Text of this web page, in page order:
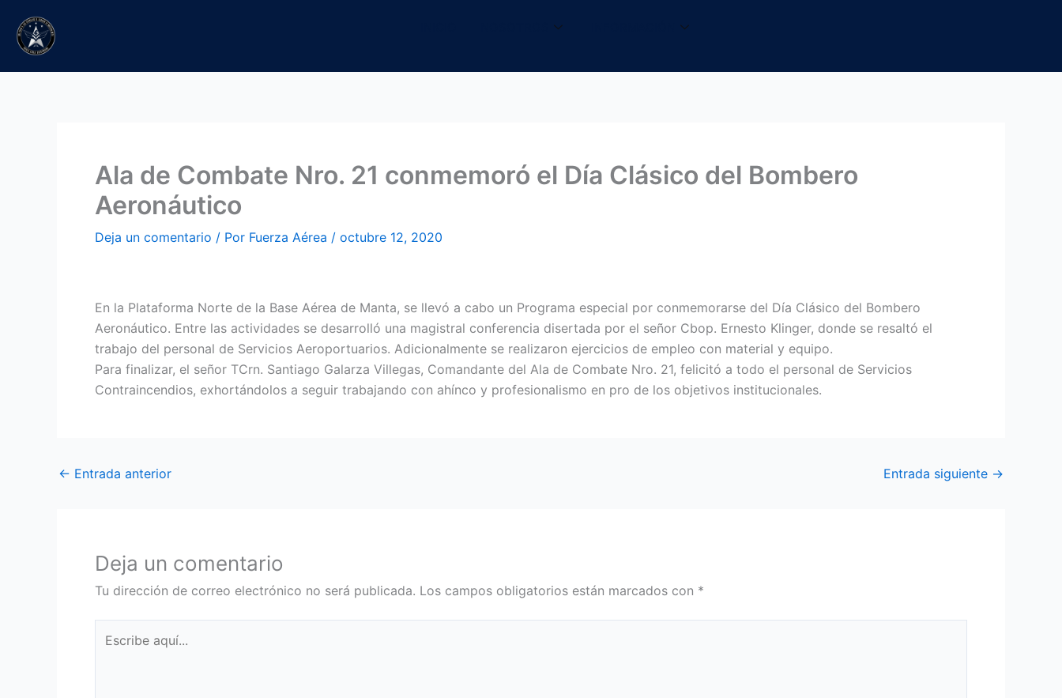
contenido
Ala de Combate Nro. 21 conmemoró el Día Clásico del Bombero
Aeronáutico
Deja un comentario / Por Fuerza Aérea / octubre 12, 2020
En la Plataforma Norte de la Base Aérea de Manta, se llevó a cabo un Programa especial por conmemorarse del Día Clásico del Bombero
Aeronáutico. Entre las actividades se desarrolló una magistral conferencia disertada por el señor Cbop. Ernesto Klinger, donde se resaltó el
trabajo del personal de Servicios Aeroportuarios. Adicionalmente se realizaron ejercicios de empleo con material y equipo.
Para finalizar, el señor TCrn. Santiago Galarza Villegas, Comandante del Ala de Combate Nro. 21, felicitó a todo el personal de Servicios
Contraincendios, exhortándolos a seguir trabajando con ahínco y profesionalismo en pro de los objetivos institucionales.
← Entrada anterior Entrada siguiente →
Deja un comentario
Tu dirección de correo electrónico no será publicada. Los campos obligatorios están marcados con *
aquí...